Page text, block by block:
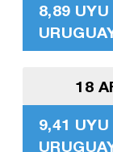
8,89 UYU
18
9,41 UYU